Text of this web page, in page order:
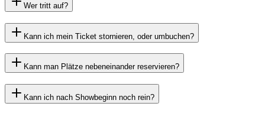
Wer tritt auf?
Kann ich mein Ticket stornieren, oder umbuchen?
Kann man Plätze nebeneinander reservieren?
Kann ich nach Showbeginn noch rein?